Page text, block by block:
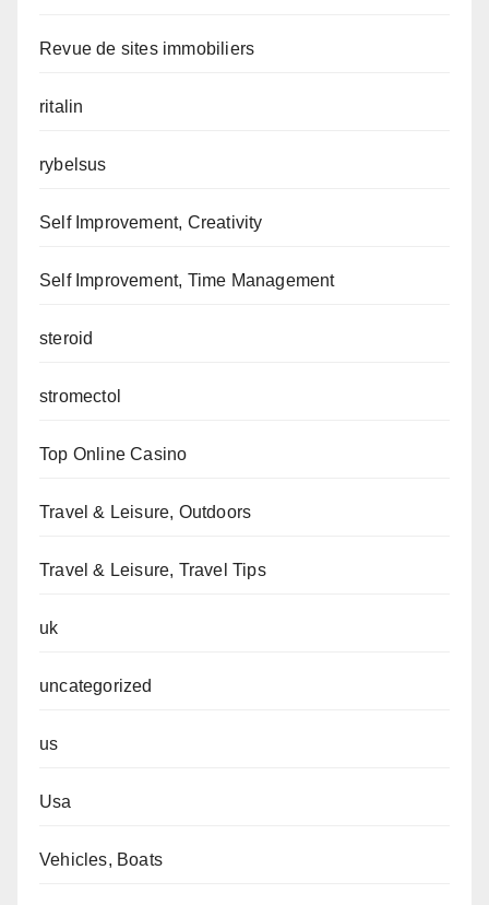
Revue de sites immobiliers
ritalin
rybelsus
Self Improvement, Creativity
Self Improvement, Time Management
steroid
stromectol
Top Online Casino
Travel & Leisure, Outdoors
Travel & Leisure, Travel Tips
uk
uncategorized
us
Usa
Vehicles, Boats